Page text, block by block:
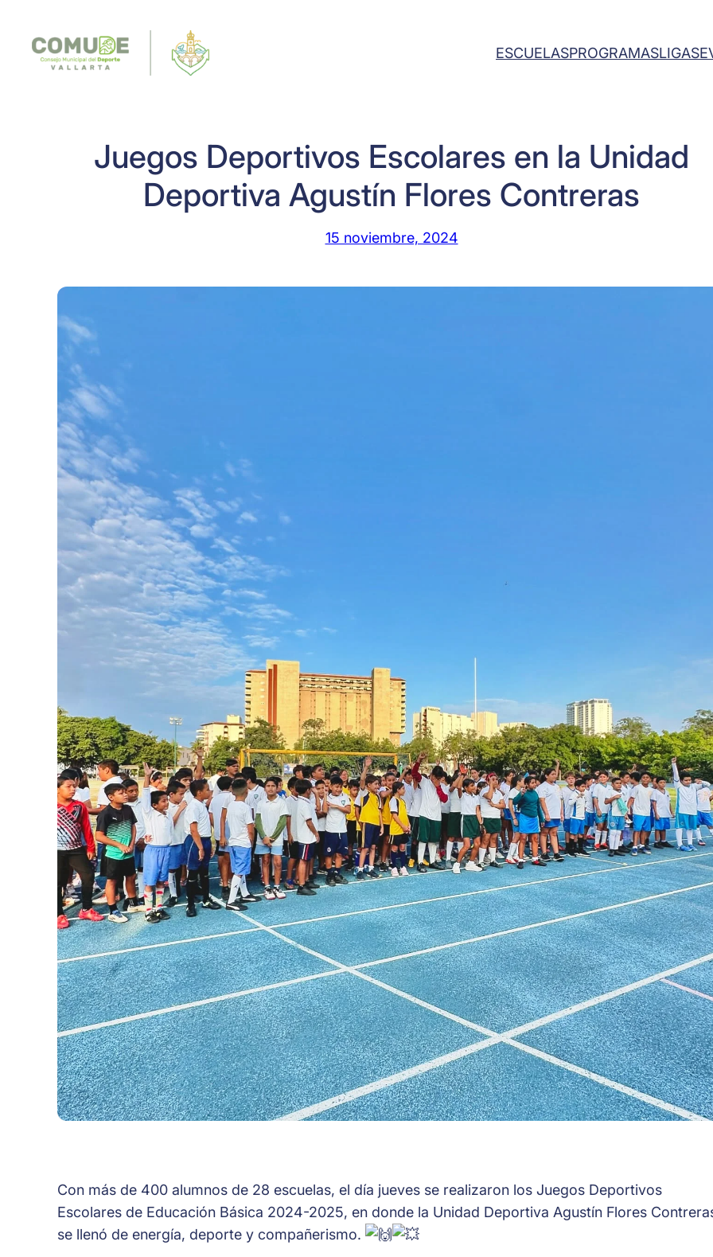
contenido
ESCUELASPROGRAMASLIGAS
Juegos Deportivos Escolares en la Unidad
Deportiva Agustín Flores Contreras
15 noviembre, 2024
Con más de 400 alumnos de 28 escuelas, el día jueves se realizaron los Juegos Deportivos
Escolares de Educación Básica 2024-2025, en donde la Unidad Deportiva Agustín Flores
se llenó de energía, deporte y compañerismo.